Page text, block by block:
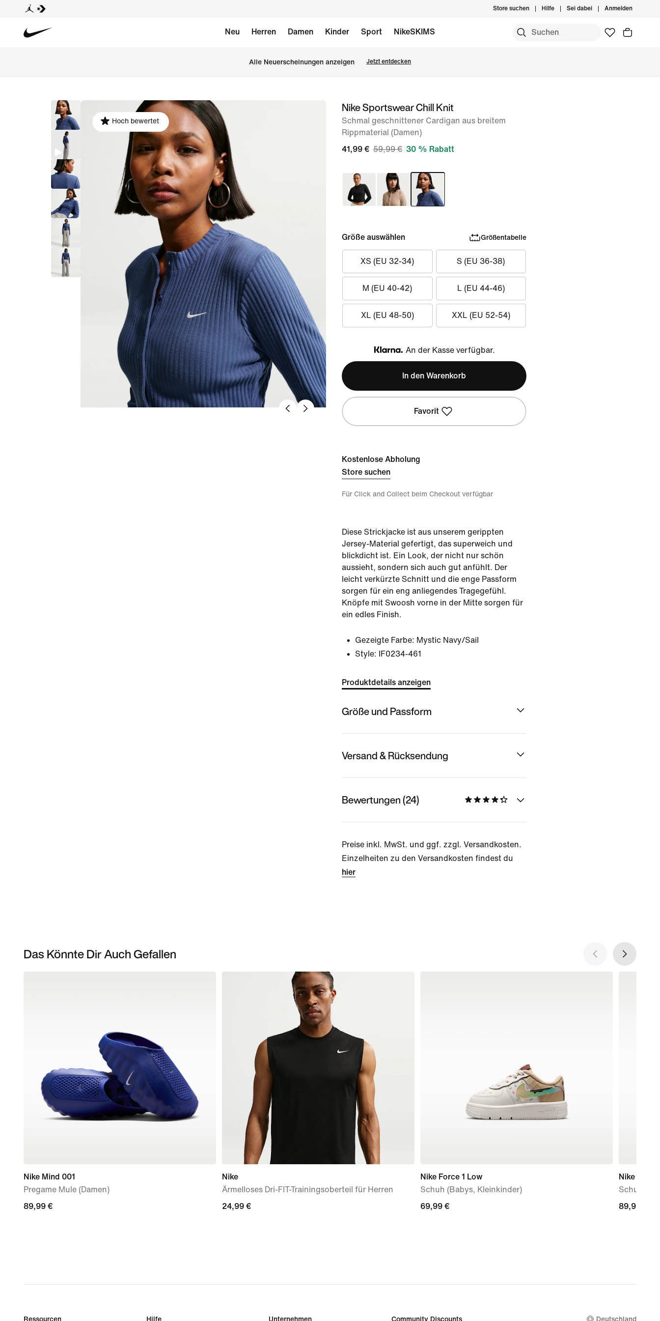
Store suchen Hilfe Sei dabei Anmelden
Neu Herren Damen Kinder Sport NikeSKIMS
Alle Neuerscheinungen anzeigen Jetzt entdecken
Bild 1
Hoch bewertet
Nike Sportswear Chill Knit
Schmal geschnittener Cardigan aus breitem
Rippmaterial (Damen)
41,99 € 59,99 € 30 % Rabatt
Größe auswählen Größentabelle
XS (EU 32-34) S (EU 36-38)
M (EU 40-42) L (EU 44-46)
XL (EU 48-50) XXL (EU 52-54)
Klarna
An der Kasse verfügbar.
In den Warenkorb
Favorit
Kostenlose Abholung
Store suchen
Für Click and Collect beim Checkout verfügbar
Diese Strickjacke ist aus unserem gerippten
Jersey-Material gefertigt, das superweich und
blickdicht ist. Ein Look, der nicht nur schön
aussieht, sondern sich auch gut anfühlt. Der
leicht verkürzte Schnitt und die enge Passform
sorgen für ein eng anliegendes Tragegefühl.
Knöpfe mit Swoosh vorne in der Mitte sorgen für
ein edles Finish.
Gezeigte Farbe: Mystic Navy/Sail
Style:
IF0234-461
Produktdetails anzeigen
Größe und Passform
Versand & Rücksendung
Bewertungen (24)
Preise inkl. MwSt. und ggf. zzgl. Versandkosten.
Einzelheiten zu den Versandkosten findest du
hier
Das Könnte Dir Auch Gefallen
Nike Mind 001
Pregame Mule (Damen)
89,99 €
89,99 €
Nike
Ärmelloses Dri-FIT-Trainingsoberteil für Herren
24,99 €
24,99 €
Nike Force 1 Low
Schuh (Babys, Kleinkinder)
69,99 €
69,99 €
Nike P-
Schuh
89,99 €
89,99 €
Ressourcen Hilfe Unternehmen Community Discounts Deutschland